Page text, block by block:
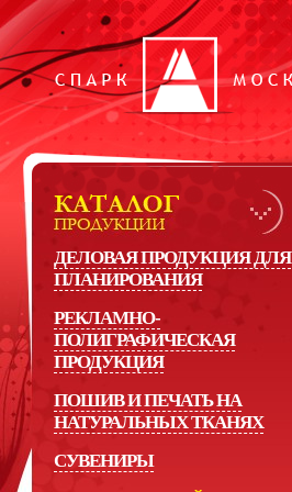
ДЕЛОВАЯ ПРОДУКЦИЯ ДЛЯ
ПЛАНИРОВАНИЯ
РЕКЛАМНО-
ПОЛИГРАФИЧЕСКАЯ
ПРОДУКЦИЯ
ПОШИВ И ПЕЧАТЬ НА
НАТУРАЛЬНЫХ ТКАНЯХ
СУВЕНИРЫ